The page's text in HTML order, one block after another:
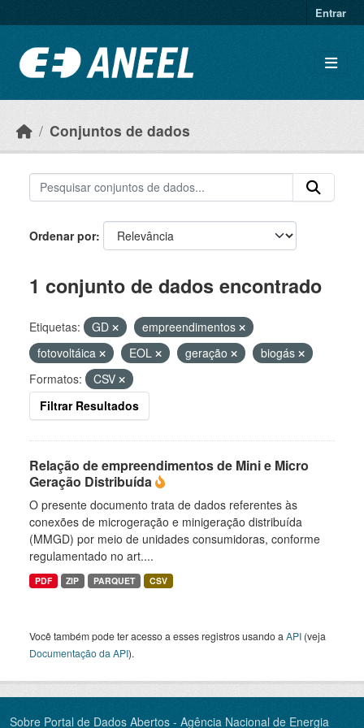
Entrar
Conjuntos de dados
Ordenar por
1 conjunto de dados encontrado
Etiquetas: GD
empreendimentos
fotovoltáica
EOL geração
biogás
Formatos:
CSV
Filtrar Resultados
Relação de empreendimentos de Mini e Micro
Geração Distribuída
O presente documento trata de dados referentes às
conexões de microgeração e minigeração distribuída
(MMGD) por meio de unidades consumidoras, conforme
regulamentado no art....
PDF ZIP PARQUET CSV
Você também pode ter acesso a esses registros usando a API (veja
Documentação da API).
Sobre Portal de Dados Abertos - Agência Nacional de Energia